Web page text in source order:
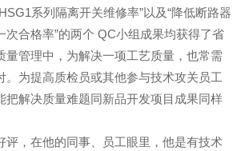
系列隔离开关维修率”以及“降低断路器
次合格率”的两个 QC小组成果均获得了省
量管理中，为解决一项工艺质量，也常需
。为提高质检员或其他参与技术攻关员工
把解决质量难题同新品开发项目成果同样
评，在他的同事、员工眼里，他是有技术